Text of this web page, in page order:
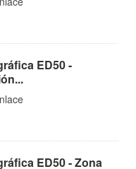
ED50 -
ED50 - Zona